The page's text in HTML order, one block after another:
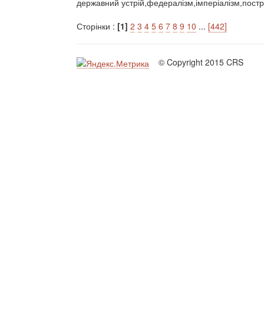
державний
Сторінки : [1] 2 3 4 5 6 7 8 9 10 ... [442]
© Copyright 2015 CRS